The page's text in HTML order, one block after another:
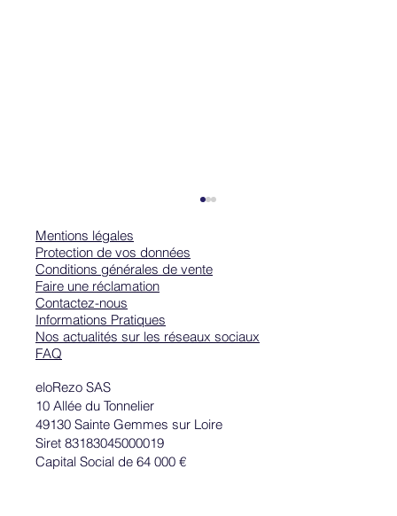
Les hommes et les femmes sandwich sur
LinkedIn
eloRezo SAS
10 Allée du Tonnelier
49130 Sainte Gemmes sur Loire
Siret 83183045000019
Capital Social de 64 000 €
Mentions légales
Protection de vos données
Conditions générales de vente
Faire une réclamation
Contactez-nous
Informations Pratiques
Nos actualités sur les réseaux sociaux
FAQ